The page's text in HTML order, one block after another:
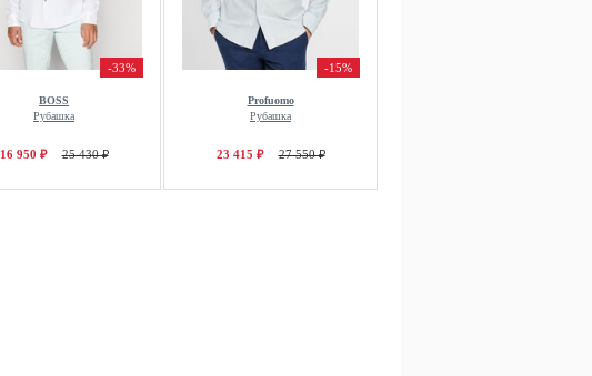
-33%
BOSS
Рубашка
16 950 ₽ 25 430 ₽
-15%
Profuomo
Рубашка
23 415 ₽ 27 550 ₽